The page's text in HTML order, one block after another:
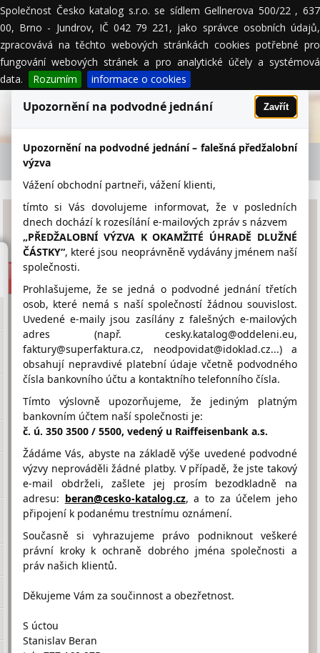
Společnost Česko katalog s.r.o. se sídlem Gellnerova 500/22 , 637
00, Brno - Jundrov, IČ 042 79 221, jako správce osobních údajů,
zpracovává na těchto webových stránkách cookies potřebné pro
fungování webových stránek a pro analytické účely a systémová
data.
Rozumím informace o cookies
MENU
CCE s.r.o. - firemní detail
CCE s.r.o.
cz.ccesro.com
733 588 046
ccesro@ccesro.com
Hodnocení firmy CCE od
návštěvníků
Firma doposud nasbírala:
0 Bodů
1 Bod 2 Body 3 Body
Umístění CCE na Google maps
Upozornění na podvodné jednání Zavřít
Upozornění na podvodné jednání – falešná předžalobní
výzva
Vážení obchodní partneři, vážení klienti,
tímto si Vás dovolujeme informovat, že v posledních
dnech dochází k rozesílání e-mailových zpráv s názvem
„PŘEDŽALOBNÍ VÝZVA K OKAMŽITÉ ÚHRADĚ DLUŽNÉ
ČÁSTKY“, které jsou neoprávněně vydávány jménem naší
společnosti.
Prohlašujeme, že se jedná o podvodné jednání třetích
osob, které nemá s naší společností žádnou souvislost.
Uvedené e-maily jsou zasílány z falešných e-mailových
adres (např. cesky.katalog@oddeleni.eu,
faktury@superfaktura.cz, neodpovidat@idoklad.cz...) a
obsahují nepravdivé platební údaje včetně podvodného
čísla bankovního účtu a kontaktního telefonního čísla.
Tímto výslovně upozorňujeme, že jediným platným
bankovním účtem naší společnosti je:
č. ú. 350 3500 / 5500, vedený u Raiffeisenbank a.s.
Žádáme Vás, abyste na základě výše uvedené podvodné
výzvy neprováděli žádné platby. V případě, že jste takový
e-mail obdrželi, zašlete jej prosím bezodkladně na
adresu: beran@cesko-katalog.cz, a to za účelem jeho
připojení k podanému trestnímu oznámení.
Současně si vyhrazujeme právo podniknout veškeré
právní kroky k ochraně dobrého jména společnosti a
práv našich klientů.
Děkujeme Vám za součinnost a obezřetnost.
S úctou
Stanislav Beran